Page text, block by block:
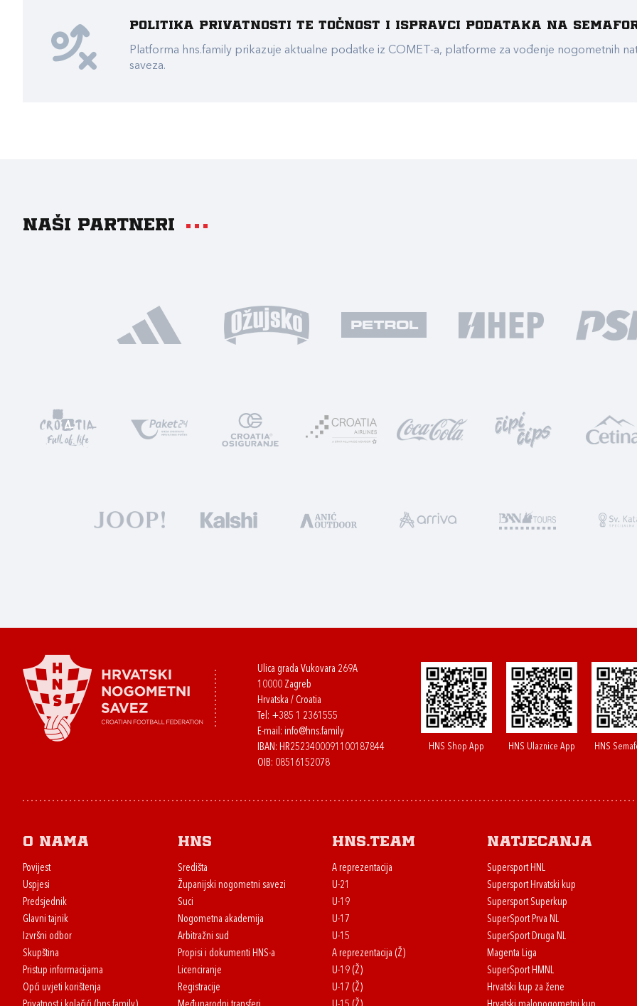
Politika privatnosti te točnost i ispravci podataka na
Platforma hns.family prikazuje aktualne podatke iz COMET-a, platforme za vođenje nogometnih
saveza.
Naši partneri
Ulica grada Vukovara 269A
10000 Zagreb
Hrvatska / Croatia
Tel: +385 1 2361555
E-mail: info@hns.family
IBAN: HR2523400091100187844
OIB: 08516152078
HNS Shop App HNS Ulaznice App HNS
O nama
Povijest
Uspjesi
Predsjednik
Glavni tajnik
Izvršni odbor
Skupština
Pristup informacijama
Opći uvjeti korištenja
HNS
Središta
Županijski nogometni savezi
Suci
Nogometna akademija
Arbitražni sud
Propisi i dokumenti HNS-a
Licenciranje
Registracije
HNS.team
A reprezentacija
U-21
U-19
U-17
U-15
A reprezentacija (Ž)
U-19 (Ž)
U-17 (Ž)
Natjecanja
Supersport HNL
Supersport Hrvatski kup
Supersport Superkup
SuperSport Prva NL
SuperSport Druga NL
Magenta Liga
SuperSport HMNL
Hrvatski kup za žene